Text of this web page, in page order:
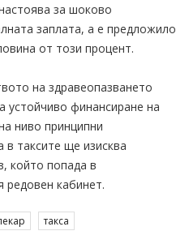
за шоково
заплата, а е предложило
от този процент.
на здравеопазването
устойчиво финансиране на
ниво принципни
в таксите ще изисква
който попада в
редовен кабинет.
такса